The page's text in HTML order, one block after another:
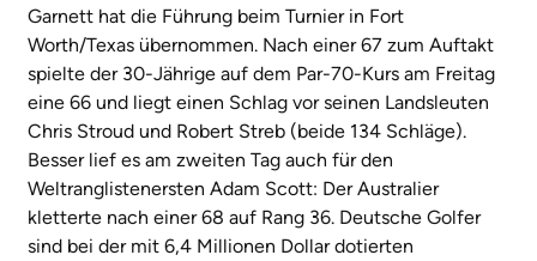
Garnett hat die Führung beim Turnier in Fort
Worth/Texas übernommen. Nach einer 67 zum Auftakt
spielte der 30-Jährige auf dem Par-70-Kurs am Freitag
eine 66 und liegt einen Schlag vor seinen Landsleuten
Chris Stroud und Robert Streb (beide 134 Schläge).
Besser lief es am zweiten Tag auch für den
Weltranglistenersten Adam Scott: Der Australier
kletterte nach einer 68 auf Rang 36. Deutsche Golfer
sind bei der mit 6,4 Millionen Dollar dotierten